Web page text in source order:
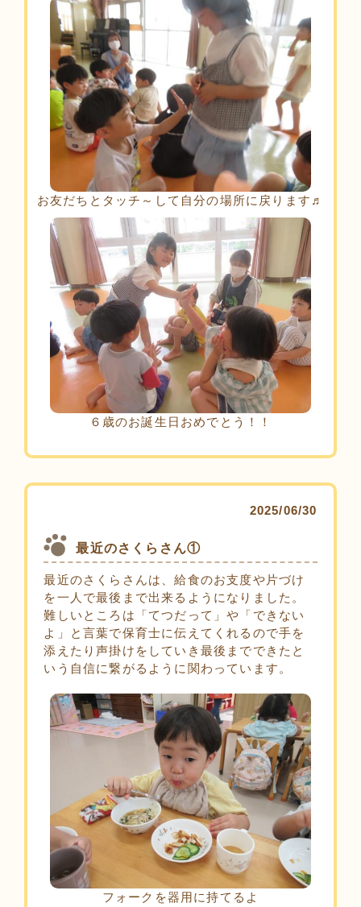
お友だちとタッチ～して自分の場所に戻ります♬
６歳のお誕生日おめでとう！！
2025/06/30
最近のさくらさん①
最近のさくらさんは、給食のお支度や片づけ
を一人で最後まで出来るようになりました。
難しいところは「てつだって」や「できない
よ」と言葉で保育士に伝えてくれるので手を
添えたり声掛けをしていき最後までできたと
いう自信に繋がるように関わっています。
フォークを器用に持てるよ